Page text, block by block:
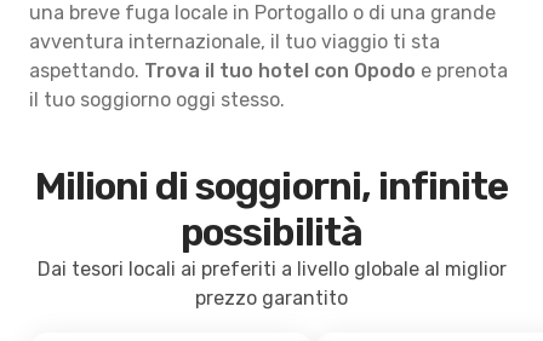
una breve fuga locale in Portogallo o di una grande
avventura internazionale, il tuo viaggio ti sta
aspettando. Trova il tuo hotel con Opodo e prenota
il tuo soggiorno oggi stesso.
Milioni di soggiorni, infinite
possibilità
Dai tesori locali ai preferiti a livello globale al miglior
prezzo garantito